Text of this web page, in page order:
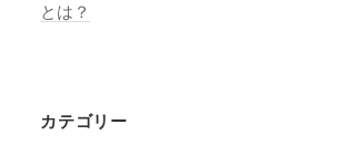
とは？
カテゴリー